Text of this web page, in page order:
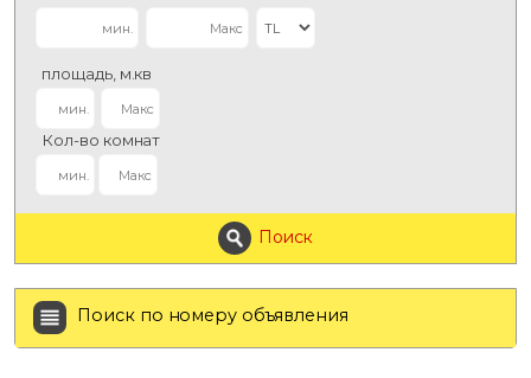
площадь, м.кв
Кол-во комнат
Поиск
Поиск по номеру объявления